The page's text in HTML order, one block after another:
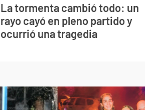
La tormenta cambió todo: un
rayo cayó en pleno partido y
ocurrió una tragedia